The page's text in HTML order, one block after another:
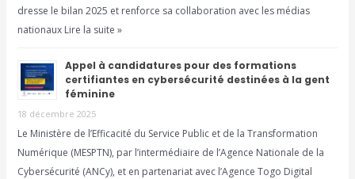
dresse le bilan 2025 et renforce sa collaboration avec les médias
nationaux Lire la suite »
Appel à candidatures pour des formations
certifiantes en cybersécurité destinées à la gent
féminine
18 décembre 2025
Le Ministère de l’Efficacité du Service Public et de la Transformation
Numérique (MESPTN), par l’intermédiaire de l’Agence Nationale de la
Cybersécurité (ANCy), et en partenariat avec l’Agence Togo Digital